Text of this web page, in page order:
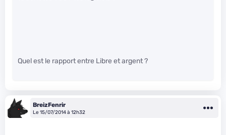
Quel est le rapport entre Libre et argent ?
BreizFenrir
Le 15/07/2014 à 12h32